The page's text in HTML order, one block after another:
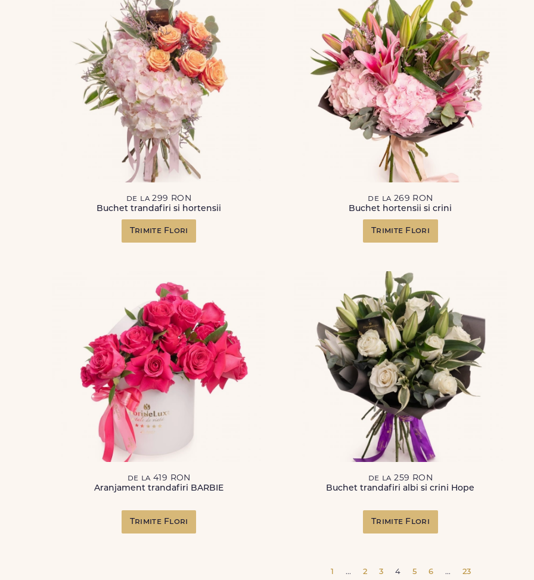
de la 299 RON
Buchet trandafiri si hortensii
Trimite Flori
de la 269 RON
Buchet hortensii si crini
Trimite Flori
de la 419 RON
Aranjament trandafiri BARBIE
Trimite Flori
de la 259 RON
Buchet trandafiri albi si crini Hope
Trimite Flori
1 ... 2 3 4 5 6 ... 23